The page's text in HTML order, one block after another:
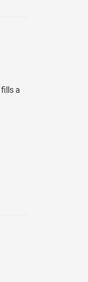
a